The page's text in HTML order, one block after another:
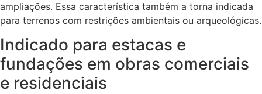
ampliações. Essa característica também a torna indicada
para terrenos com restrições ambientais ou arqueológicas.
Indicado para estacas e
fundações em obras comerciais
e residenciais